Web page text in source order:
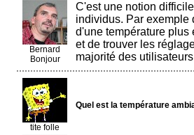
Bernard
Bonjour
C'est une notion
individus. Par exemple
d'une température
et de trouver les
majorité des
tite folle
Quel est la température